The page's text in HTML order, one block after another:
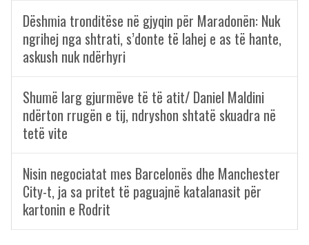
Dëshmia tronditëse në gjyqin për Maradonën: Nuk
ngrihej nga shtrati, s’donte të lahej e as të hante,
askush nuk ndërhyri
Shumë larg gjurmëve të të atit/ Daniel Maldini
ndërton rrugën e tij, ndryshon shtatë skuadra në
tetë vite
Nisin negociatat mes Barcelonës dhe Manchester
City-t, ja sa pritet të paguajnë katalanasit për
kartonin e Rodrit